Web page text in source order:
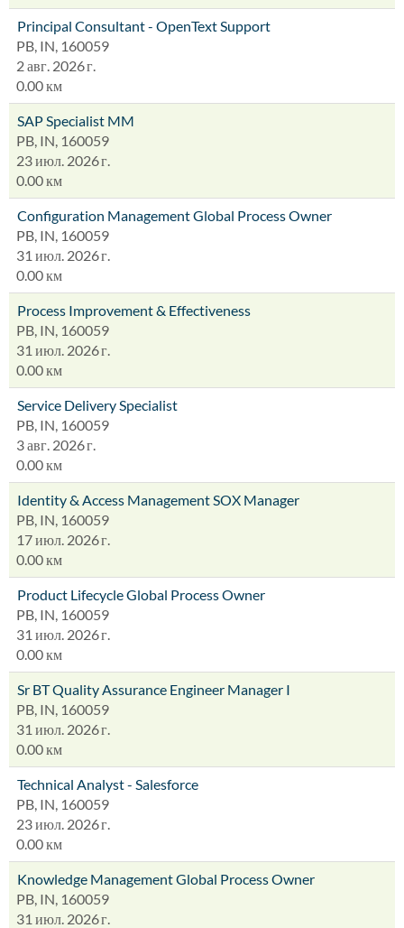
Principal Consultant - OpenText Support
PB, IN, 160059
2 авг. 2026 г.
0.00 км
SAP Specialist MM
PB, IN, 160059
23 июл. 2026 г.
0.00 км
Configuration Management Global Process Owner
PB, IN, 160059
31 июл. 2026 г.
0.00 км
Process Improvement & Effectiveness
PB, IN, 160059
31 июл. 2026 г.
0.00 км
Service Delivery Specialist
PB, IN, 160059
3 авг. 2026 г.
0.00 км
Identity & Access Management SOX Manager
PB, IN, 160059
17 июл. 2026 г.
0.00 км
Product Lifecycle Global Process Owner
PB, IN, 160059
31 июл. 2026 г.
0.00 км
Sr BT Quality Assurance Engineer Manager I
PB, IN, 160059
31 июл. 2026 г.
0.00 км
Technical Analyst - Salesforce
PB, IN, 160059
23 июл. 2026 г.
0.00 км
Knowledge Management Global Process Owner
PB, IN, 160059
31 июл. 2026 г.